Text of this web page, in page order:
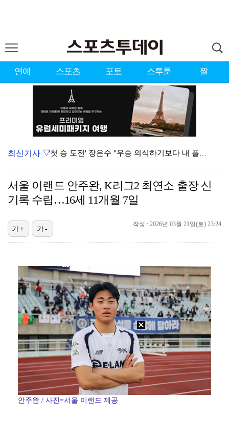
연예 스포츠 포토 스투툰 짤
'첫 승 도전' 장은수 "우승 의식하기보다 내 플레이에…
에스파, 고척돔 입성…공연 시작 40분 만에 첫 인사 …
블랙핑크, 10주년 행사 논란에 사과 "커뮤니케이션 문…
[ST포토] 이강인, 환하게 웃으며
에스파 고척돔 공연에 반가운 얼굴…아이들 미연·트와이스…
박미선, 큐브와 전속계약 종료…6년 동행 마무리
[ST포토] 이강인, 이적 후 밝아진 얼굴
최신기사 ▽
서울 이랜드 안주완, K리그2 최연소 출장 신
기록 수립…16세 11개월 7일
작성 : 2026년 03월 21일(토) 23:24
가+ 가-
안주완 / 사진=서울 이랜드 제공